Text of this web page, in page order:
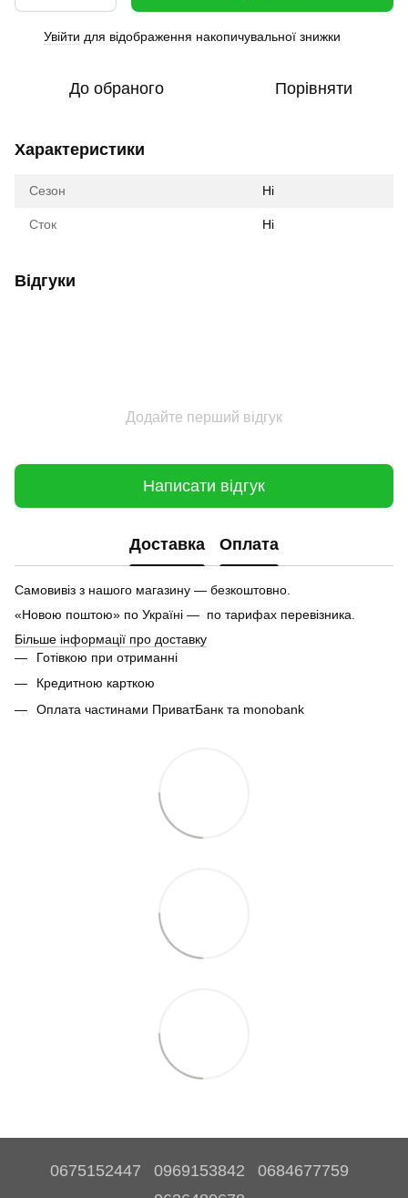
Увійти для відображення накопичувальної знижки
До обраного Порівняти
Характеристики
Сезон Ні
Сток Ні
Відгуки
Додайте перший відгук
Написати відгук
Доставка Оплата
Самовивіз з нашого магазину — безкоштовно.
«Новою поштою» по Україні — по тарифах перевізника.
Більше інформації про доставку
Готівкою при отриманні
Кредитною карткою
Оплата частинами ПриватБанк та monobank
0675152447 0969153842
0684677759